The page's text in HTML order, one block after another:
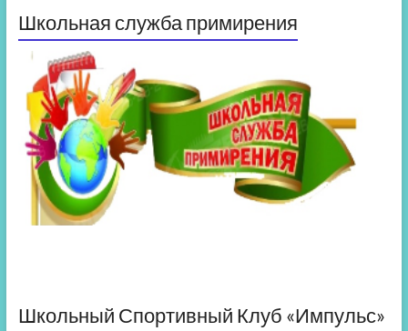
Школьная служба примирения
Школьный Спортивный Клуб «Импульс»